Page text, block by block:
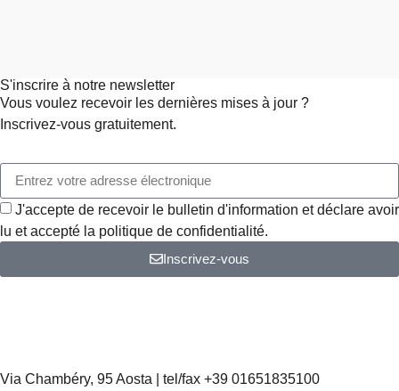
S'inscrire à notre newsletter
Vous voulez recevoir les dernières mises à jour ?
Inscrivez-vous gratuitement.
J'accepte de recevoir le bulletin d'information et déclare avoir
lu et accepté la politique de confidentialité.
Inscrivez-vous
Via Chambéry, 95 Aosta | tel/fax +39 01651835100